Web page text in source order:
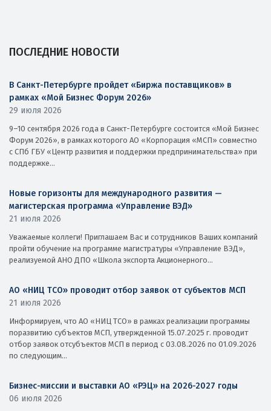
ПОСЛЕДНИЕ НОВОСТИ
В Санкт-Петербурге пройдет «Биржа поставщиков» в
рамках «Мой Бизнес Форум 2026»
29 июля 2026
9–10 сентября 2026 года в Санкт-Петербурге состоится «Мой Бизнес
Форум 2026», в рамках которого АО «Корпорация «МСП» совместно
с СПб ГБУ «Центр развития и поддержки предпринимательства» при
поддержке...
Новые горизонты для международного развития —
магистерская программа «Управление ВЭД»
21 июля 2026
Уважаемые коллеги! Приглашаем Вас и сотрудников Ваших компаний
пройти обучение на программе магистратуры «Управление ВЭД»,
реализуемой АНО ДПО «Школа экспорта Акционерного...
АО «НИЦ ТСО» проводит отбор заявок от субъектов МСП
21 июля 2026
Информируем, что АО «НИЦ ТСО» в рамках реализации программы
поразвитию субъектов МСП, утвержденной 15.07.2025 г. проводит
отбор заявок отсубъектов МСП в период с 03.08.2026 по 01.09.2026
по следующим...
Бизнес-миссии и выставки АО «РЭЦ» на 2026-2027 годы
06 июля 2026